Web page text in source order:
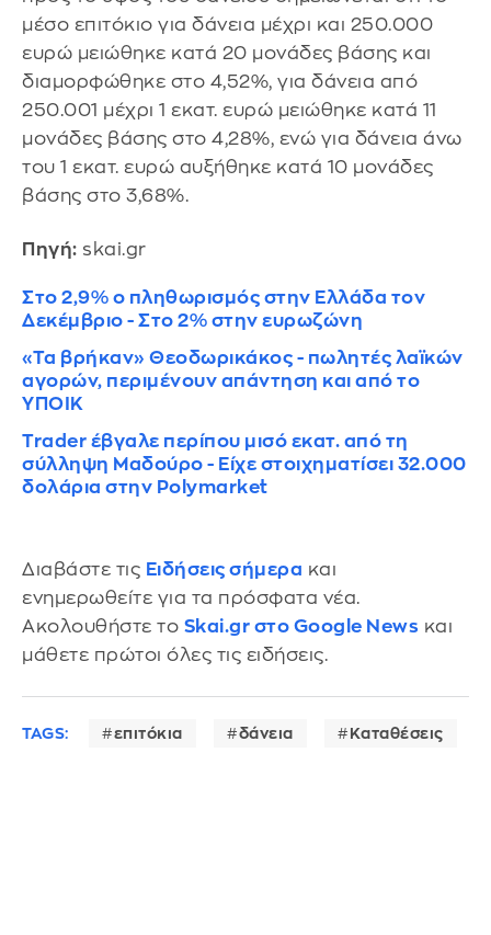
μέσο επιτόκιο για δάνεια μέχρι και 250.000
ευρώ μειώθηκε κατά 20 μονάδες βάσης και
διαμορφώθηκε στο 4,52%, για δάνεια από
250.001 μέχρι 1 εκατ. ευρώ μειώθηκε κατά 11
μονάδες βάσης στο 4,28%, ενώ για δάνεια άνω
του 1 εκατ. ευρώ αυξήθηκε κατά 10 μονάδες
βάσης στο 3,68%.
Πηγή: skai.gr
Στο 2,9% ο πληθωρισμός στην Ελλάδα τον
Δεκέμβριο - Στο 2% στην ευρωζώνη
«Τα βρήκαν» Θεοδωρικάκος - πωλητές λαϊκών
αγορών, περιμένουν απάντηση και από το
ΥΠΟΙΚ
Trader έβγαλε περίπου μισό εκατ. από τη
σύλληψη Μαδούρο - Είχε στοιχηματίσει 32.000
δολάρια στην Polymarket
Διαβάστε τις Ειδήσεις σήμερα και
ενημερωθείτε για τα πρόσφατα νέα.
Ακολουθήστε το Skai.gr στο Google News και
μάθετε πρώτοι όλες τις ειδήσεις.
TAGS: επιτόκια δάνεια Καταθέσεις